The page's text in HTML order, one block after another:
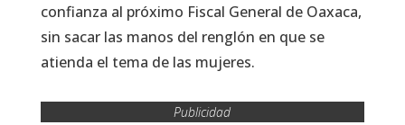
confianza al próximo Fiscal General de Oaxaca,
sin sacar las manos del renglón en que se
atienda el tema de las mujeres.
Publicidad